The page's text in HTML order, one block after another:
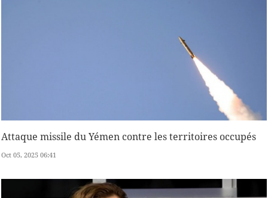
Attaque missile du Yémen contre les territoires occupés
Oct 05, 2025 06:41